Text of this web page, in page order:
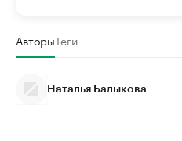
АвторыТеги
Наталья Балыкова